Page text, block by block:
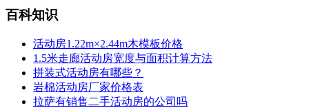
百科知识
活动房1.22m×2.44m木模板价格
1.5米走廊活动房宽度与面积计算方法
拼装式活动房有哪些？
岩棉活动房厂家价格表
拉萨有销售二手活动房的公司吗